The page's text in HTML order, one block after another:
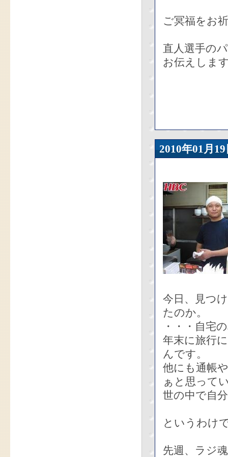
ご冥福をお
直人選手の
お伝えしま
2010年01
今日、見つ
たのか。
・・・自宅
年末に旅行
んです。
他にも通帳
ぁと思って
世の中で自
というわけ
先週、ラジ